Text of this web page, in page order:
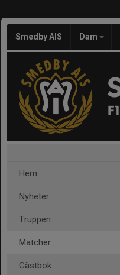
Smedby AIS Dam
Hem
Nyheter
Truppen
Matcher
Gästbok